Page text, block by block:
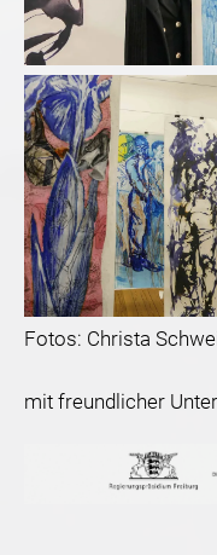
Fotos: Christa
mit freundlicher